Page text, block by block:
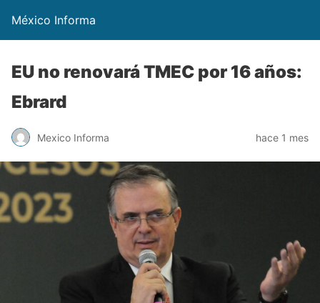
México Informa
EU no renovará TMEC por 16 años:
Ebrard
Mexico Informa hace 1 mes